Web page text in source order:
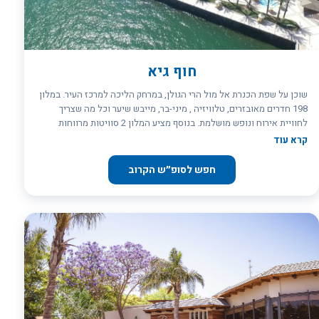
מקצועיים, סאונה, ג`קוזי וחדר כושר. עוד במלון תוכלו למצוא: אודיטוריום
עד 250 מקומות ישיבה, חדרי ישיבות ואולמות כנסים. בית קפה חלבי בלובי
המלון, מועדון ילדים פעיל בחגים ובחודשי הקיץ, שירותי שמרטפות, כביסה
חוף גיא
שוכן על שפת הכנרת אל מול הרי הגולן, במרחק הליכה למרכז העיר. במלון
198 חדרים מאובזרים, טלוויזיה , מיני-בר, מייבש שיער וכל מה שצריך
לחוויית אירוח ונופש מושלמת. בנוסף מציע המלון 2 סוויטות מרווחות
ומעוצבות המשקיפות לנופה הקסום של הכנרת. לובי רחב ומפואר עם
קרא עוד
חפש לסופ״ש הקרוב